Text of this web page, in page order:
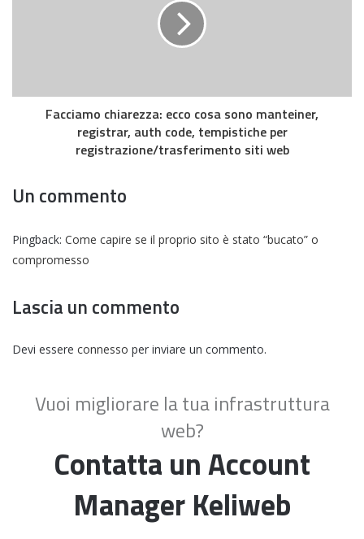
Facciamo chiarezza: ecco cosa sono manteiner,
registrar, auth code, tempistiche per
registrazione/trasferimento siti web
Un commento
Pingback: Come capire se il proprio sito è stato “bucato” o
compromesso
Lascia un commento
Devi essere connesso per inviare un commento.
Vuoi migliorare la tua infrastruttura
web?
Contatta un Account
Manager Keliweb